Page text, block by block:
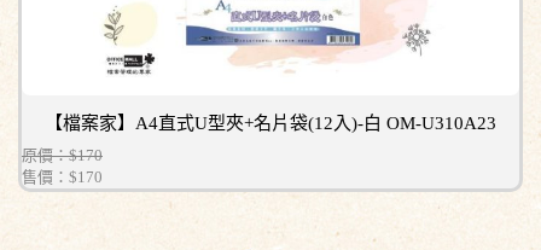
【檔案家】A4直式U型夾+名片袋(12入)-白 OM-U310A23
原價：$170
售價： $170